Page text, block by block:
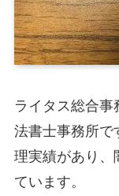
ライタス総合事
法書士事務所で
理実績があり、
ています。